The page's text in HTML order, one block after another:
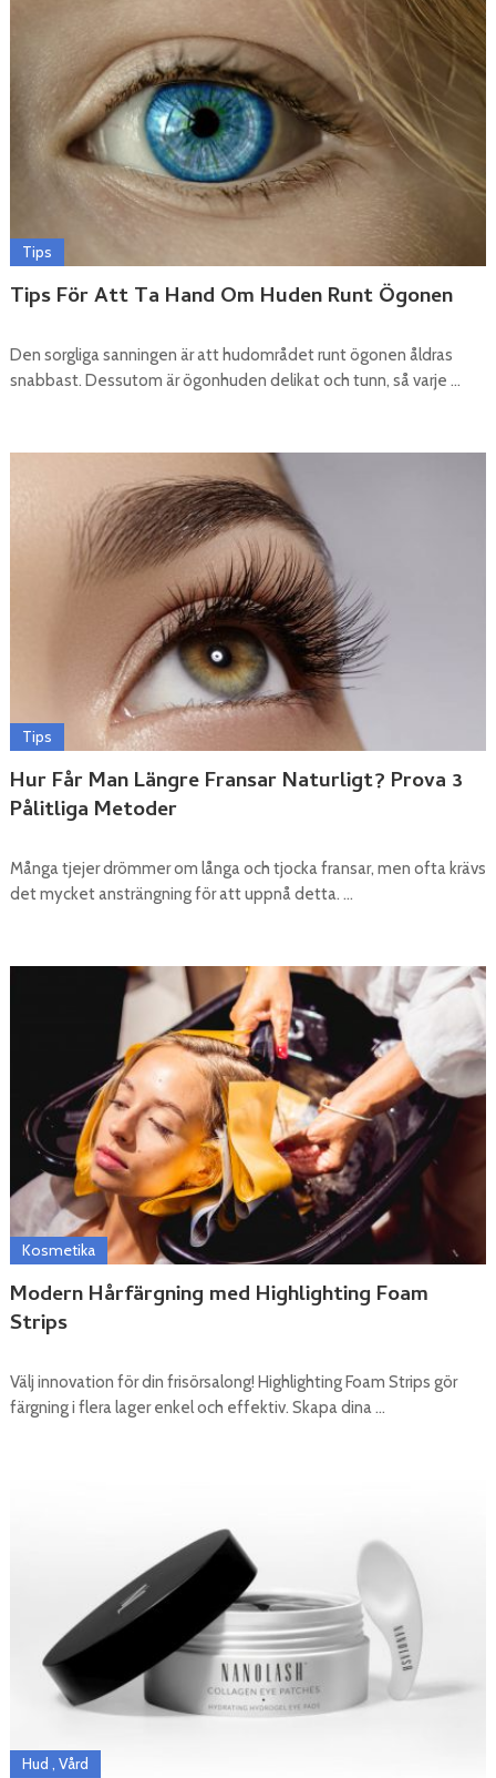
Tips För Att Ta Hand Om Huden Runt Ögonen
Tips
Den sorgliga sanningen är att hudområdet runt ögonen åldras
snabbast. Dessutom är ögonhuden delikat och tunn, så varje …
Hur Får Man Längre Fransar Naturligt? Prova 3
Pålitliga Metoder
Tips
Många tjejer drömmer om långa och tjocka fransar, men ofta krävs
det mycket ansträngning för att uppnå detta. …
Modern Hårfärgning med Highlighting Foam
Strips
Kosmetika
Välj innovation för din frisörsalong! Highlighting Foam Strips gör
färgning i flera lager enkel och effektiv. Skapa dina …
Hud , Vård